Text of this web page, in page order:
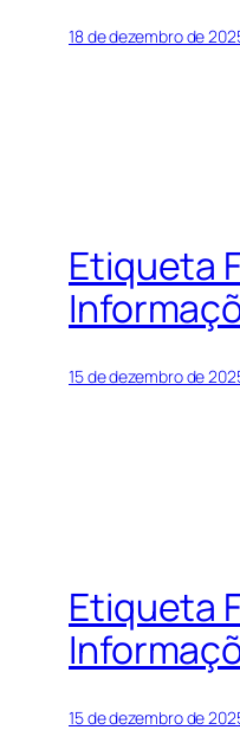
18 de dezembro de
Etiqueta
15 de dezembro de
Etiqueta
15 de dezembro de